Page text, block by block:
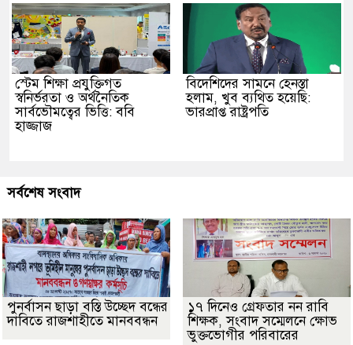
স্টেম শিক্ষা প্রযুক্তিগত
স্বনির্ভরতা ও অর্থনৈতিক
সার্বভৌমত্বের ভিত্তি: ববি
হাজ্জাজ
বিদেশিদের সামনে হেনস্তা
হলাম, খুব ব্যথিত হয়েছি:
ভারপ্রাপ্ত রাষ্ট্রপতি
সর্বশেষ সংবাদ
পুনর্বাসন ছাড়া বস্তি উচ্ছেদ বন্ধের
দাবিতে রাজশাহীতে মানববন্ধন
১৭ দিনেও গ্রেফতার নন রাবি
শিক্ষক, সংবাদ সম্মেলনে ক্ষোভ
ভুক্তভোগীর পরিবারের